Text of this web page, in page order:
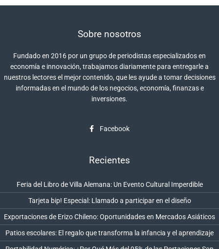
Sobre nosotros
Fundado en 2016 por un grupo de periodistas especializados en
economía e innovación, trabajamos diariamente para entregarle a
nuestros lectores el mejor contenido, que les ayude a tomar decisiones
informadas en el mundo de los negocios, economía, finanzas e
inversiones.
Facebook
Recientes
Feria del Libro de Villa Alemana: Un Evento Cultural Imperdible
Tarjeta bip! Especial: Llamado a participar en el diseño
Exportaciones de Erizo Chileno: Oportunidades en Mercados Asiáticos
Patios escolares: El regalo que transforma la infancia y el aprendizaje